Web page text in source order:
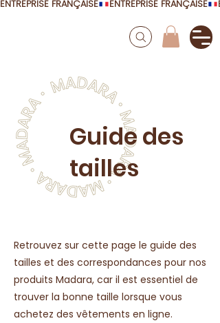
ENTREPRISE FRANÇAISE
Guide des
tailles
Retrouvez sur cette page le guide des
tailles et des correspondances pour nos
produits Madara, car il est essentiel de
trouver la bonne taille lorsque vous
achetez des vêtements en ligne.